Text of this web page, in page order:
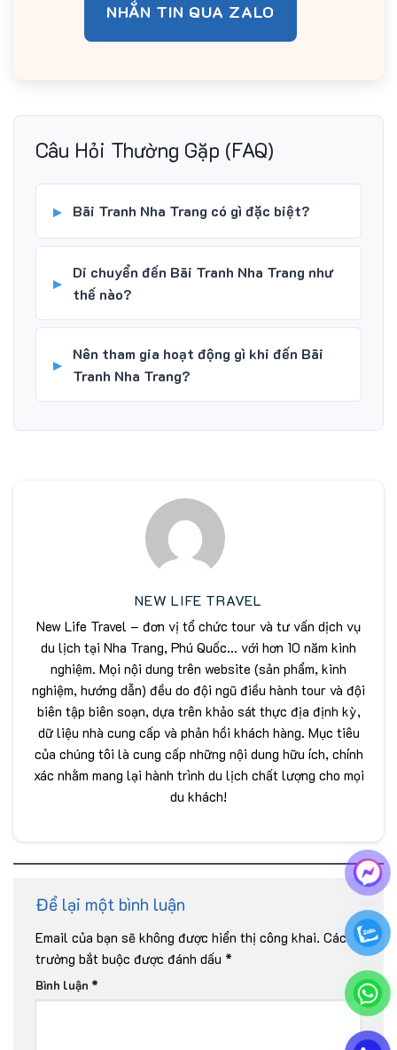
NHẮN TIN QUA ZALO
Câu Hỏi Thường Gặp (FAQ)
Bãi Tranh Nha Trang có gì đặc biệt?
Di chuyển đến Bãi Tranh Nha Trang như
thế nào?
Nên tham gia hoạt động gì khi đến Bãi
Tranh Nha Trang?
NEW LIFE TRAVEL
New Life Travel – đơn vị tổ chức tour và tư vấn dịch vụ
du lịch tại Nha Trang, Phú Quốc... với hơn 10 năm kinh
nghiệm. Mọi nội dung trên website (sản phẩm, kinh
nghiệm, hướng dẫn) đều do đội ngũ điều hành tour và đội
biên tập biên soạn, dựa trên khảo sát thực địa định kỳ,
dữ liệu nhà cung cấp và phản hồi khách hàng. Mục tiêu
của chúng tôi là cung cấp những nội dung hữu ích, chính
xác nhằm mang lại hành trình du lịch chất lượng cho mọi
du khách!
Để lại một bình luận
Email của bạn sẽ không được hiển thị công khai. Các
trường bắt buộc được đánh dấu *
Bình luận *